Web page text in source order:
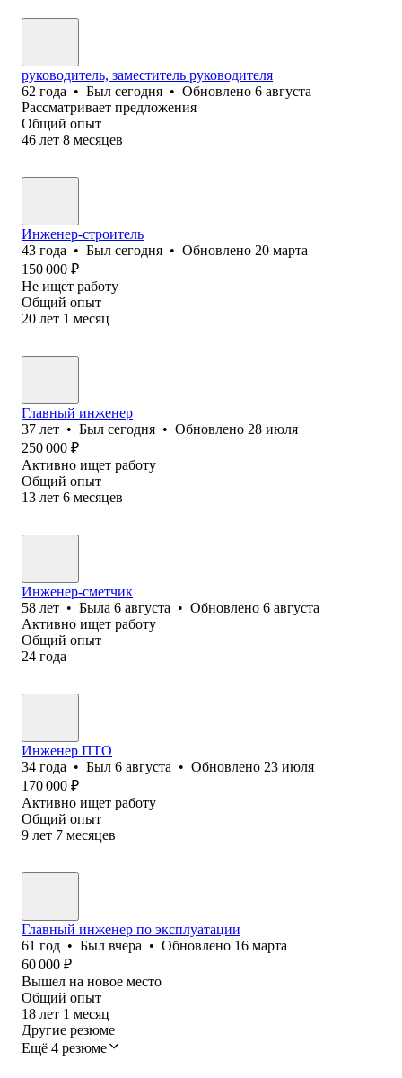
руководитель, заместитель руководителя
62 года • Был сегодня • Обновлено 6 августа
Рассматривает предложения
Общий опыт
46 лет 8 месяцев
Инженер-строитель
43 года • Был сегодня • Обновлено 20 марта
150 000 ₽
Не ищет работу
Общий опыт
20 лет 1 месяц
Главный инженер
37 лет • Был сегодня • Обновлено 28 июля
250 000 ₽
Активно ищет работу
Общий опыт
13 лет 6 месяцев
Инженер-сметчик
58 лет • Была 6 августа • Обновлено 6 августа
Активно ищет работу
Общий опыт
24 года
Инженер ПТО
34 года • Был 6 августа • Обновлено 23 июля
170 000 ₽
Активно ищет работу
Общий опыт
9 лет 7 месяцев
Главный инженер по эксплуатации
61 год • Был вчера • Обновлено 16 марта
60 000 ₽
Вышел на новое место
Общий опыт
18 лет 1 месяц
Другие резюме
Ещё 4 резюме